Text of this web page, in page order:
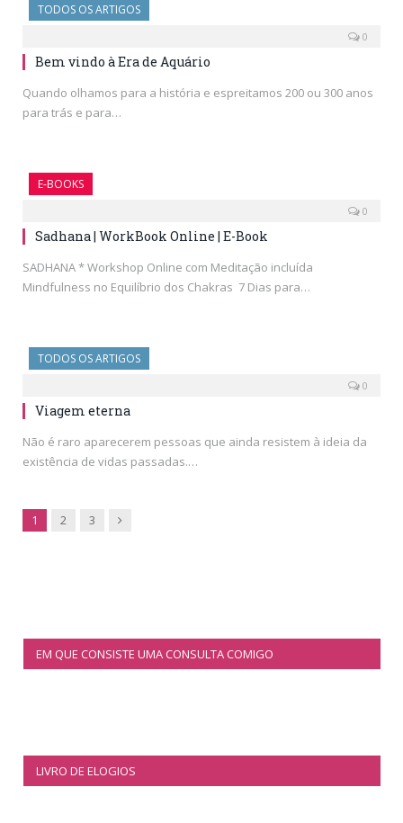
TODOS OS ARTIGOS
0
Bem vindo à Era de Aquário
Quando olhamos para a história e espreitamos 200 ou 300 anos
para trás e para…
E-BOOKS
0
Sadhana | WorkBook Online | E-Book
SADHANA * Workshop Online com Meditação incluída
Mindfulness no Equilíbrio dos Chakras 7 Dias para…
TODOS OS ARTIGOS
0
Viagem eterna
Não é raro aparecerem pessoas que ainda resistem à ideia da
existência de vidas passadas.…
1 2 3 Next
EM QUE CONSISTE UMA CONSULTA COMIGO
LIVRO DE ELOGIOS